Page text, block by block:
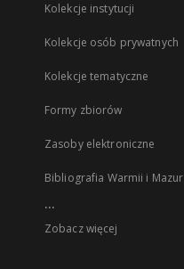
Kolekcje instytucji
Kolekcje osób prywatnych
Kolekcje tematyczne
Formy zbiorów
Zasoby elektroniczne
Bibliografia Warmii i Mazur
...
Zobacz więcej